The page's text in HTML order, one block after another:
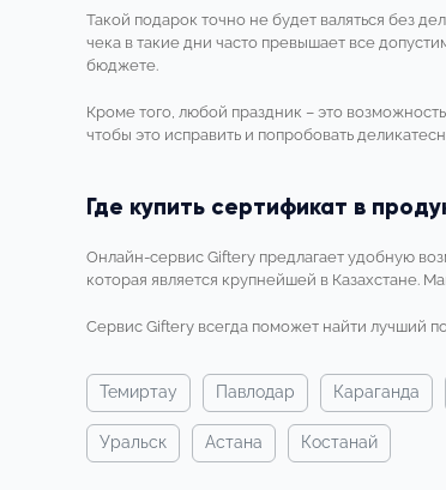
Такой подарок точно не будет валяться без
чека в такие дни часто превышает все
бюджете.
Кроме того, любой праздник – это
чтобы это исправить и попробовать
Где купить сертификат в
Онлайн-сервис Giftery предлагает удобную
которая является крупнейшей в Казахстане.
Сервис Giftery всегда поможет найти лучший
темиртау павлодар караганда
уральск астана костанай